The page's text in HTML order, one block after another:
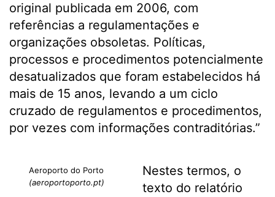
original publicada em 2006, com
referências a regulamentações e
organizações obsoletas. Políticas,
processos e procedimentos potencialmente
desatualizados que foram estabelecidos há
mais de 15 anos, levando a um ciclo
cruzado de regulamentos e procedimentos,
por vezes com informações contraditórias.”
Aeroporto do Porto
(aeroportoporto.pt)
Nestes termos, o
texto do relatório